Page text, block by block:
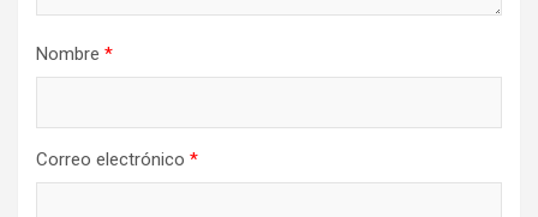
Nombre *
Correo electrónico *